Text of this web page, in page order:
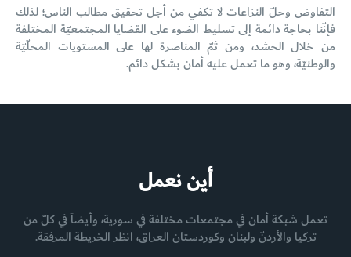
التفاوض وحلّ النزاعات لا تكفي من أجل تحقيق مطالب الناس؛ لذلك
فإنّنا بحاجة دائمة إلى تسليط الضوء على القضايا المجتمعيّة المختلفة
من خلال الحشد، ومن ثمّ المناصرة لها على المستويات المحلّيّة
والوطنيّة، وهو ما تعمل عليه أمان بشكل دائم.
أين نعمل
تعمل شبكة أمان في مجتمعات مختلفة في سورية، وأيضاً في كلّ من
تركيا والأردنّ ولبنان وكوردستان العراق، انظر الخريطة المرفقة.